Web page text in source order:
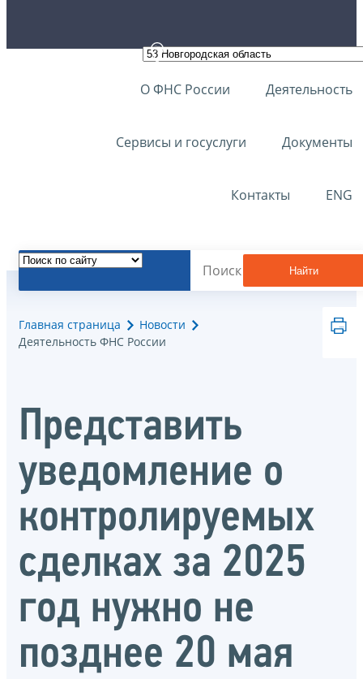
О ФНС России Деятельность
Сервисы и госуслуги Документы
Контакты ENG
Найти
Главная страница
Новости
Деятельность ФНС России
Представить
уведомление о
контролируемых
сделках за 2025
год нужно не
позднее 20 мая